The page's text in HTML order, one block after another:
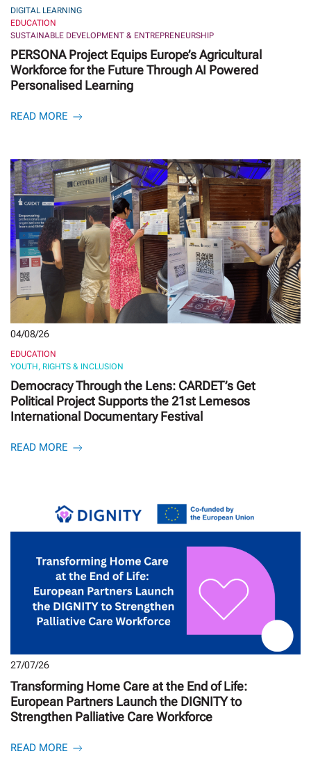
DIGITAL LEARNING
EDUCATION
SUSTAINABLE DEVELOPMENT & ENTREPRENEURSHIP
PERSONA Project Equips Europe’s Agricultural
Workforce for the Future Through AI Powered
Personalised Learning
READ MORE
04/08/26
EDUCATION
YOUTH, RIGHTS & INCLUSION
Democracy Through the Lens: CARDET’s Get
Political Project Supports the 21st Lemesos
International Documentary Festival
READ MORE
27/07/26
Transforming Home Care at the End of Life:
European Partners Launch the DIGNITY to
Strengthen Palliative Care Workforce
READ MORE